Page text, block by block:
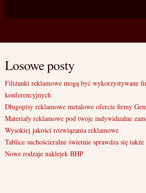
Losowe posty
Filiżanki reklamowe mogą być wykorzystywane
konferencyjnych
Długopisy reklamowe metalowe ofercie firmy
Materiały reklamowe pod twoje indywidualne
Wysokiej jakości rozwiązania reklamowe
Tablice suchościeralne świetnie sprawdza się
Nowe rodzaje naklejek BHP